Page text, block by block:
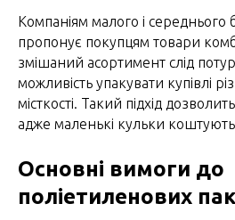
Компаніям малого і середнього
пропонує покупцям товари
змішаний асортимент слід
можливість упакувати купівлі
місткості. Такий підхід
адже маленькі кульки
Основні вимоги до
поліетиленових